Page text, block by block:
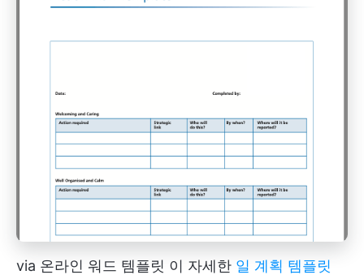
via 온라인 워드 템플릿 이 자세한 일 계획 템플릿